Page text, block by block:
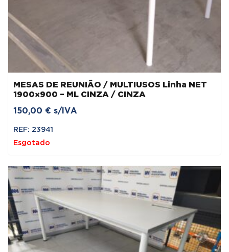
MESAS DE REUNIÃO / MULTIUSOS Linha NET
1900×900 – ML CINZA / CINZA
150,00 € s/IVA
REF: 23941
Esgotado